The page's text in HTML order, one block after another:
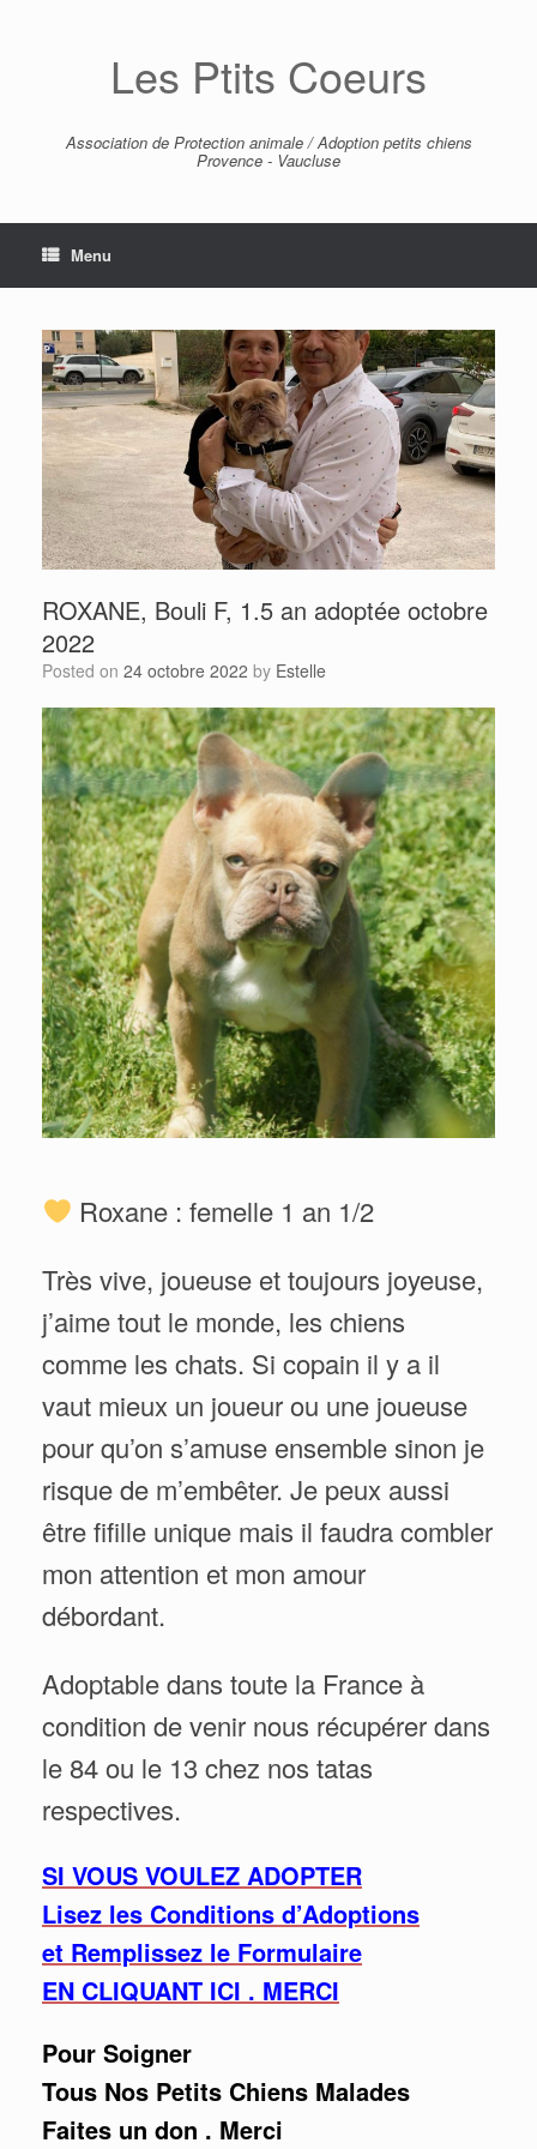
Les Ptits Coeurs
Association de Protection animale / Adoption petits chiens
Provence - Vaucluse
Menu
ROXANE, Bouli F, 1.5 an adoptée octobre
2022
Posted on 24 octobre 2022 by Estelle
Roxane : femelle 1 an 1/2
Très vive, joueuse et toujours joyeuse,
j’aime tout le monde, les chiens
comme les chats. Si copain il y a il
vaut mieux un joueur ou une joueuse
pour qu’on s’amuse ensemble sinon je
risque de m’embêter. Je peux aussi
être fifille unique mais il faudra combler
mon attention et mon amour
débordant.
Adoptable dans toute la France à
condition de venir nous récupérer dans
le 84 ou le 13 chez nos tatas
respectives.
SI VOUS VOULEZ ADOPTER
Lisez les Conditions d’Adoptions
et Remplissez le Formulaire
EN CLIQUANT ICI . MERCI
Pour Soigner
Tous Nos Petits Chiens Malades
Faites un don . Merci